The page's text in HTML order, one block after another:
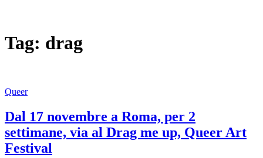
Tag: drag
Queer
Dal 17 novembre a Roma, per 2
settimane, via al Drag me up, Queer Art
Festival